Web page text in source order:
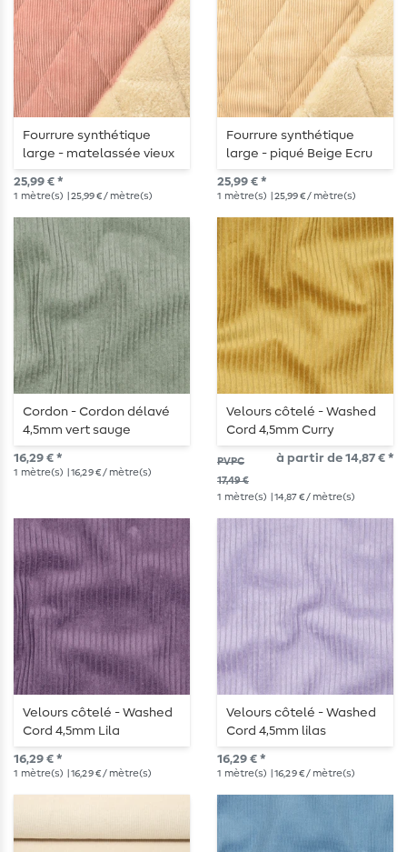
Fourrure synthétique
large - matelassée vieux
rose écru
25,99 € *
1 mètre(s) | 25,99 € / mètre(s)
Fourrure synthétique
large - piqué Beige Ecru
25,99 € *
1 mètre(s) | 25,99 € / mètre(s)
Cordon - Cordon délavé
4,5mm vert sauge
16,29 € *
1 mètre(s) | 16,29 € / mètre(s)
Velours côtelé - Washed
Cord 4,5mm Curry
PVPC
17,49 €
à partir de 14,87 € *
1 mètre(s) | 14,87 € / mètre(s)
Velours côtelé - Washed
Cord 4,5mm Lila
16,29 € *
1 mètre(s) | 16,29 € / mètre(s)
Velours côtelé - Washed
Cord 4,5mm lilas
16,29 € *
1 mètre(s) | 16,29 € / mètre(s)